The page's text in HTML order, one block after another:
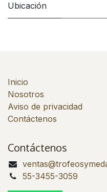
Ubicación
Inicio
Nosotros
Aviso de privacidad
Contáctenos
Contáctenos
55-3455-3059